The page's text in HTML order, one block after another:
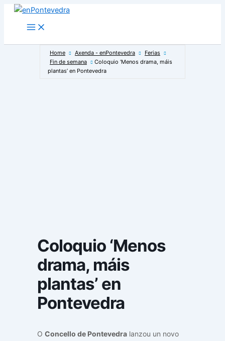
Main
Menu
Home Axenda - enPontevedra
Ferias
Fin de semana
Coloquio ‘Menos drama, máis
plantas’ en Pontevedra
Coloquio ‘Menos
drama, máis
plantas’ en
Pontevedra
O Concello de Pontevedra lanzou un novo